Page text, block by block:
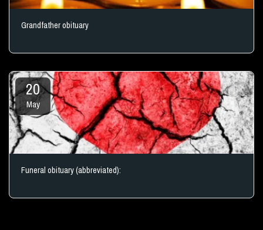
Grandfather obituary
20
May
Funeral obituary (abbreviated):